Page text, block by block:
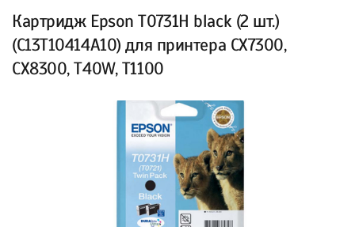
Картридж Epson T0731H black (2 шт.)
(C13T10414A10) для принтера CX7300,
CX8300, T40W, T1100